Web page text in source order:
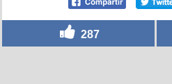
287